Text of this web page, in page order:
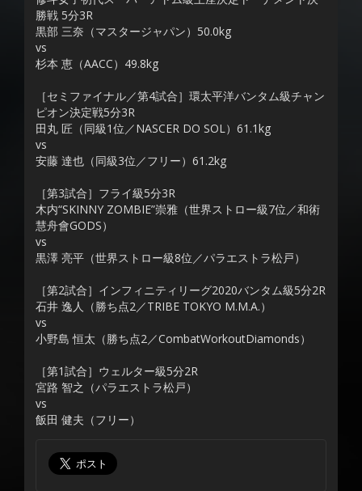
勝戦 5分3R
黒部 三奈（マスタージャパン）50.0kg
vs
杉本 恵（AACC）49.8kg
［セミファイナル／第4試合］環太平洋バンタム級チャン
ピオン決定戦5分3R
田丸 匠（同級1位／NASCER DO SOL）61.1kg
vs
安藤 達也（同級3位／フリー）61.2kg
［第3試合］フライ級5分3R
木内“SKINNY ZOMBIE”崇雅（世界ストロー級7位／和術
慧舟會GODS）
vs
黒澤 亮平（世界ストロー級8位／パラエストラ松戸）
［第2試合］インフィニティリーグ2020バンタム級5分2R
石井 逸人（勝ち点2／TRIBE TOKYO M.M.A.）
vs
小野島 恒太（勝ち点2／CombatWorkoutDiamonds）
［第1試合］ウェルター級5分2R
宮路 智之（パラエストラ松戸）
vs
飯田 健夫（フリー）